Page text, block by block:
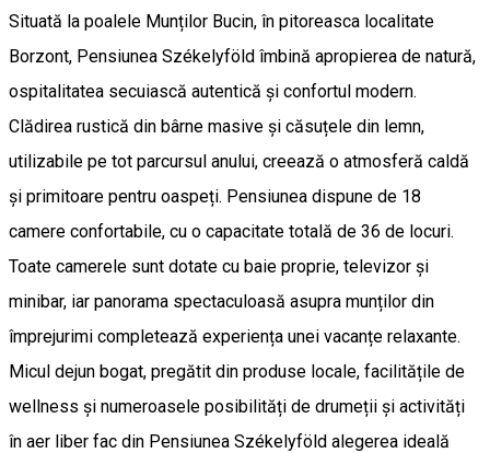
Situată la poalele Munților Bucin, în pitoreasca localitate
Borzont, Pensiunea Székelyföld îmbină apropierea de natură,
ospitalitatea secuiască autentică și confortul modern.
Clădirea rustică din bârne masive și căsuțele din lemn,
utilizabile pe tot parcursul anului, creează o atmosferă caldă
și primitoare pentru oaspeți. Pensiunea dispune de 18
camere confortabile, cu o capacitate totală de 36 de locuri.
Toate camerele sunt dotate cu baie proprie, televizor și
minibar, iar panorama spectaculoasă asupra munților din
împrejurimi completează experiența unei vacanțe relaxante.
Micul dejun bogat, pregătit din produse locale, facilitățile de
wellness și numeroasele posibilități de drumeții și activități
în aer liber fac din Pensiunea Székelyföld alegerea ideală